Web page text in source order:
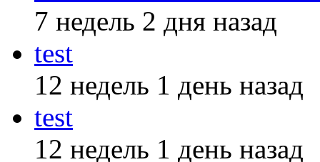
7 недель 2 дня назад
test
12 недель 1 день назад
test
12 недель 1 день назад